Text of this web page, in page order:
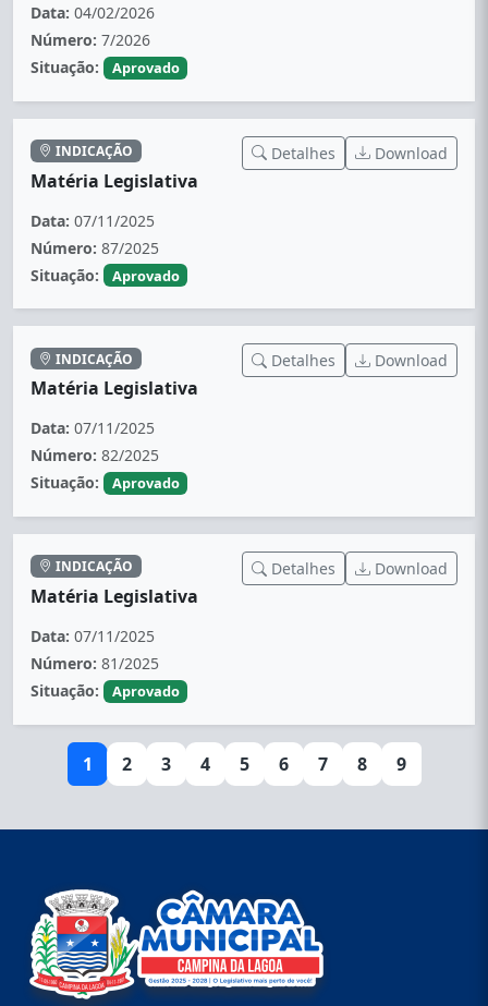
Data: 04/02/2026
Número: 7/2026
Situação:
Aprovado
INDICAÇÃO
Matéria Legislativa
Detalhes Download
Data: 07/11/2025
Número: 87/2025
Situação:
Aprovado
INDICAÇÃO
Matéria Legislativa
Detalhes Download
Data: 07/11/2025
Número: 82/2025
Situação:
Aprovado
INDICAÇÃO
Matéria Legislativa
Detalhes Download
Data: 07/11/2025
Número: 81/2025
Situação:
Aprovado
1 2 3 4 5 6 7 8 9